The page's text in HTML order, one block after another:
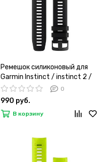
Ремешок силиконовый для
Garmin Instinct / instinct 2 /
Instinct Crossover 22 мм
оригинальное крепление
(Черный)
0
990 руб.
В корзину